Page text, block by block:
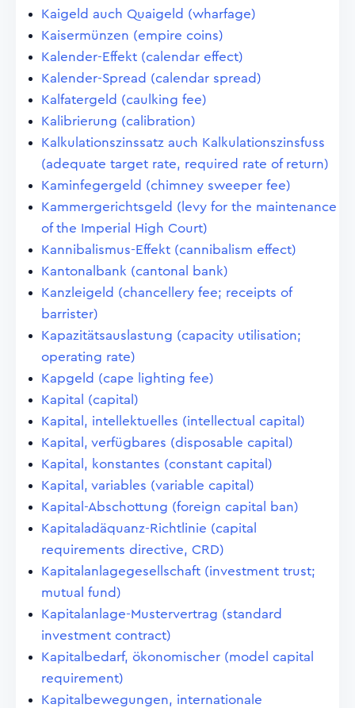
Kaigeld auch Quaigeld (wharfage)
Kaisermünzen (empire coins)
Kalender-Effekt (calendar effect)
Kalender-Spread (calendar spread)
Kalfatergeld (caulking fee)
Kalibrierung (calibration)
Kalkulationszinssatz auch Kalkulationszinsfuss
(adequate target rate, required rate of return)
Kaminfegergeld (chimney sweeper fee)
Kammergerichtsgeld (levy for the maintenance
of the Imperial High Court)
Kannibalismus-Effekt (cannibalism effect)
Kantonalbank (cantonal bank)
Kanzleigeld (chancellery fee; receipts of
barrister)
Kapazitätsauslastung (capacity utilisation;
operating rate)
Kapgeld (cape lighting fee)
Kapital (capital)
Kapital, intellektuelles (intellectual capital)
Kapital, verfügbares (disposable capital)
Kapital, konstantes (constant capital)
Kapital, variables (variable capital)
Kapital-Abschottung (foreign capital ban)
Kapitaladäquanz-Richtlinie (capital
requirements directive, CRD)
Kapitalanlagegesellschaft (investment trust;
mutual fund)
Kapitalanlage-Mustervertrag (standard
investment contract)
Kapitalbedarf, ökonomischer (model capital
requirement)
Kapitalbewegungen, internationale